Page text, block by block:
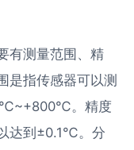
有测量范围、精
是指传感器可以测
。精度
达到±0.1℃。分